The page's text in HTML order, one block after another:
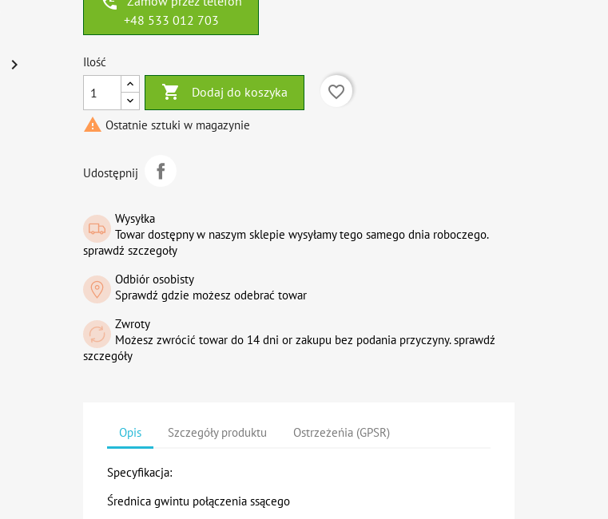

+48 533 012 703
Ilość
 Dodaj do koszyka
favorite_border
 Ostatnie sztuki w magazynie
Udostępnij
Wysyłka
Towar dostępny w naszym sklepie wysyłamy tego samego dnia roboczego.
sprawdź szczegoły
Odbiór osobisty
Sprawdź gdzie możesz odebrać towar
Zwroty
Możesz zwrócić towar do 14 dni or zakupu bez podania przyczyny. sprawdź
szczegóły
Opis Szczegóły produktu Ostrzeżeńia (GPSR)
Specyfikacja:
Średnica gwintu połączenia ssącego